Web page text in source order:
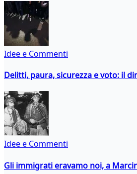
Idee e Commenti
Delitti, paura, sicurezza e voto: il
Idee e Commenti
Gli immigrati eravamo noi, a